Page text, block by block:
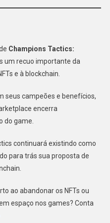
Champions Tactics:
um recuo importante da
e à blockchain.
seus campeões e benefícios,
encerra
do game.
continuará existindo como
para trás sua proposta de
ao abandonar os NFTs ou
espaço nos games? Conta